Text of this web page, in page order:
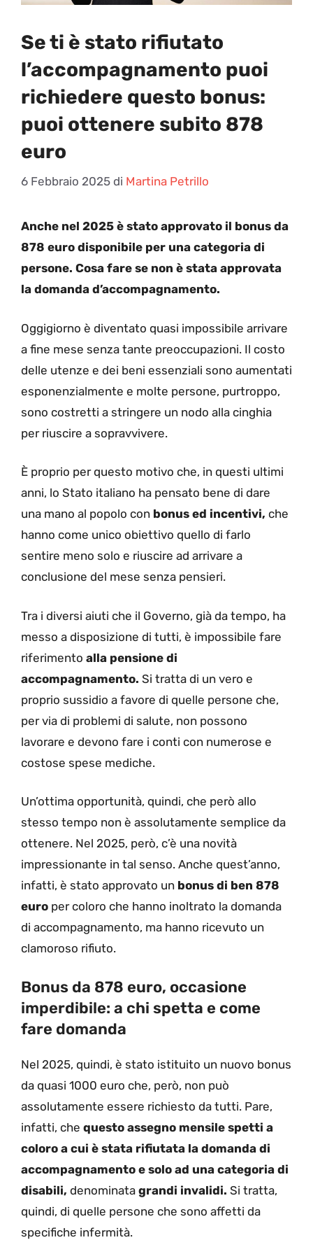
Se ti è stato rifiutato
l’accompagnamento puoi
richiedere questo bonus:
puoi ottenere subito 878
euro
6 Febbraio 2025 di Martina Petrillo
Anche nel 2025 è stato approvato il bonus da
878 euro disponibile per una categoria di
persone. Cosa fare se non è stata approvata
la domanda d’accompagnamento.
Oggigiorno è diventato quasi impossibile arrivare
a fine mese senza tante preoccupazioni. Il costo
delle utenze e dei beni essenziali sono aumentati
esponenzialmente e molte persone, purtroppo,
sono costretti a stringere un nodo alla cinghia
per riuscire a sopravvivere.
È proprio per questo motivo che, in questi ultimi
anni, lo Stato italiano ha pensato bene di dare
una mano al popolo con bonus ed incentivi, che
hanno come unico obiettivo quello di farlo
sentire meno solo e riuscire ad arrivare a
conclusione del mese senza pensieri.
Tra i diversi aiuti che il Governo, già da tempo, ha
messo a disposizione di tutti, è impossibile fare
riferimento alla pensione di
accompagnamento. Si tratta di un vero e
proprio sussidio a favore di quelle persone che,
per via di problemi di salute, non possono
lavorare e devono fare i conti con numerose e
costose spese mediche.
Un’ottima opportunità, quindi, che però allo
stesso tempo non è assolutamente semplice da
ottenere. Nel 2025, però, c’è una novità
impressionante in tal senso. Anche quest’anno,
infatti, è stato approvato un bonus di ben 878
euro per coloro che hanno inoltrato la domanda
di accompagnamento, ma hanno ricevuto un
clamoroso rifiuto.
Bonus da 878 euro, occasione
imperdibile: a chi spetta e come
fare domanda
Nel 2025, quindi, è stato istituito un nuovo bonus
da quasi 1000 euro che, però, non può
assolutamente essere richiesto da tutti. Pare,
infatti, che questo assegno mensile spetti a
coloro a cui è stata rifiutata la domanda di
accompagnamento e solo ad una categoria di
disabili, denominata grandi invalidi. Si tratta,
quindi, di quelle persone che sono affetti da
specifiche infermità.